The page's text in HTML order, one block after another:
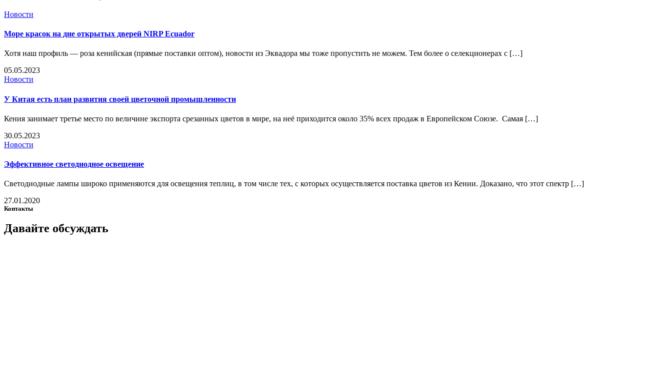
Новости
Море красок на дне открытых дверей NIRP Ecuador
Хотя наш профиль — роза кенийская (прямые поставки оптом), новости из Эквадора мы тоже пропустить не можем. Тем более о селекционерах с […]
05.05.2023
Новости
У Китая есть план развития своей цветочной промышленности
Кения занимает третье место по величине экспорта срезанных цветов в мире, на неё приходится около 35% всех продаж в Европейском Союзе. Самая […]
30.05.2023
Новости
Эффективное светодиодное освещение
Светодиодные лампы широко применяются для освещения теплиц, в том числе тех, с которых осуществляется поставка цветов из Кении. Доказано, что этот спектр […]
27.01.2020
Контакты
Давайте обсуждать